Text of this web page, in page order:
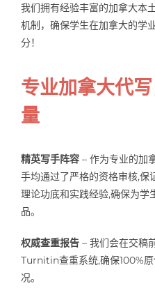
Samples
我们拥有经验丰富的加拿大本
机制，确保学生在加拿大的学
分！
专业加拿大代
量
精英写手阵容– 作为专业的加
手均通过了严格的资格审核,保
理论功底和实践经验,确保为学
品。
权威查重报告– 我们会在交稿
Turnitin查重系统,确保100%
况。